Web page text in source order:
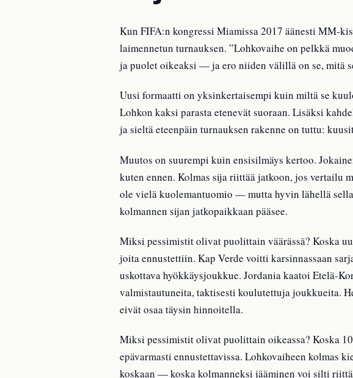
Kun FIFA:n kongressi Miamissa 2017 äänesti MM-
laimennetun turnauksen. ”Lohkovaihe on pelkkä
ja puolet oikeaksi — ja ero niiden välillä on se, mitä
Uusi formaatti on yksinkertaisempi kuin miltä se
Lohkon kaksi parasta etenevät suoraan. Lisäksi
ja sieltä eteenpäin turnauksen rakenne on tuttu:
Muutos on suurempi kuin ensisilmäys kertoo.
kuten ennen. Kolmas sija riittää jatkoon, jos vertailu
ole vielä kuolemantuomio — mutta hyvin lähellä
kolmannen sijan jatkopaikkaan pääsee.
Miksi pessimistit olivat puolittain väärässä? Koska
joita ennustettiin. Kap Verde voitti karsinnassaan
uskottava hyökkäysjoukkue. Jordania kaatoi Etelä-
valmistautuneita, taktisesti koulutettuja joukkueita.
eivät osaa täysin hinnoitella.
Miksi pessimistit olivat puolittain oikeassa? Koska
epävarmasti ennustettavissa. Lohkovaiheen kolmas
koskaan — koska kolmanneksi jääminen voi silti